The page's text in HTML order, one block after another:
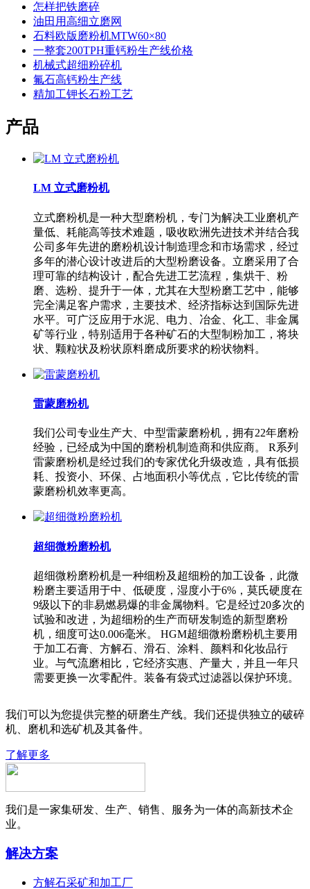
怎样把铁磨碎
油田用高细立磨网
石料欧版磨粉机MTW60×80
一整套200TPH重钙粉生产线价格
机械式超细粉碎机
氟石高钙粉生产线
精加工钾长石粉工艺
产品
LM 立式磨粉机
立式磨粉机是一种大型磨粉机，专门为解决工业磨机产
量低、耗能高等技术难题，吸收欧洲先进技术并结合我
公司多年先进的磨粉机设计制造理念和市场需求，经过
多年的潜心设计改进后的大型粉磨设备。立磨采用了合
理可靠的结构设计，配合先进工艺流程，集烘干、粉
磨、选粉、提升于一体，尤其在大型粉磨工艺中，能够
完全满足客户需求，主要技术、经济指标达到国际先进
水平。可广泛应用于水泥、电力、冶金、化工、非金属
矿等行业，特别适用于各种矿石的大型制粉加工，将块
状、颗粒状及粉状原料磨成所要求的粉状物料。
雷蒙磨粉机
我们公司专业生产大、中型雷蒙磨粉机，拥有22年磨粉
经验，已经成为中国的磨粉机制造商和供应商。 R系列
雷蒙磨粉机是经过我们的专家优化升级改造，具有低损
耗、投资小、环保、占地面积小等优点，它比传统的雷
蒙磨粉机效率更高。
超细微粉磨粉机
超细微粉磨粉机是一种细粉及超细粉的加工设备，此微
粉磨主要适用于中、低硬度，湿度小于6%，莫氏硬度在
9级以下的非易燃易爆的非金属物料。它是经过20多次的
试验和改进，为超细粉的生产而研发制造的新型磨粉
机，细度可达0.006毫米。 HGM超细微粉磨粉机主要用
于加工石膏、方解石、滑石、涂料、颜料和化妆品行
业。与气流磨相比，它经济实惠、产量大，并且一年只
需要更换一次零配件。装备有袋式过滤器以保护环境。
我们可以为您提供完整的研磨生产线。我们还提供独立的破碎
机、磨机和选矿机及其备件。
了解更多
我们是一家集研发、生产、销售、服务为一体的高新技术企
业。
解决方案
方解石采矿和加工厂